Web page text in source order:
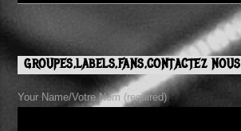
GROUPES,LABELS,FANS,CONTACTEZ NOUS
Your Name/Votre Nom (required)